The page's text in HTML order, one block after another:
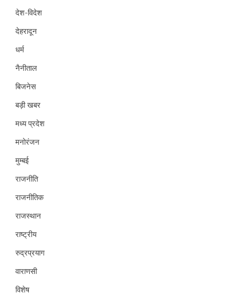
देश-विदेश
देहरादून
धर्म
नैनीताल
बिजनेस
बड़ी खबर
मध्य प्रदेश
मनोरंजन
मुम्बई
राजनीति
राजनीतिक
राजस्थान
राष्ट्रीय
रुद्रप्रयाग
वाराणसी
विशेष